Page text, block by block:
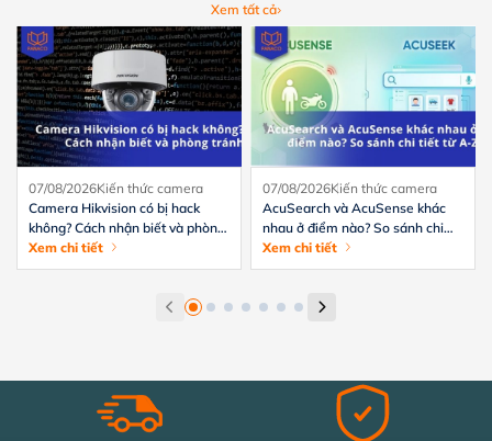
Xem tất cả
07/08/2026Kiến thức camera
Camera Hikvision có bị hack
không? Cách nhận biết và phòng
tránh hiệu quả
Xem chi tiết
07/08/2026Kiến thức camera
AcuSearch và AcuSense khác
nhau ở điểm nào? So sánh chi
tiết từ A-Z
Xem chi tiết